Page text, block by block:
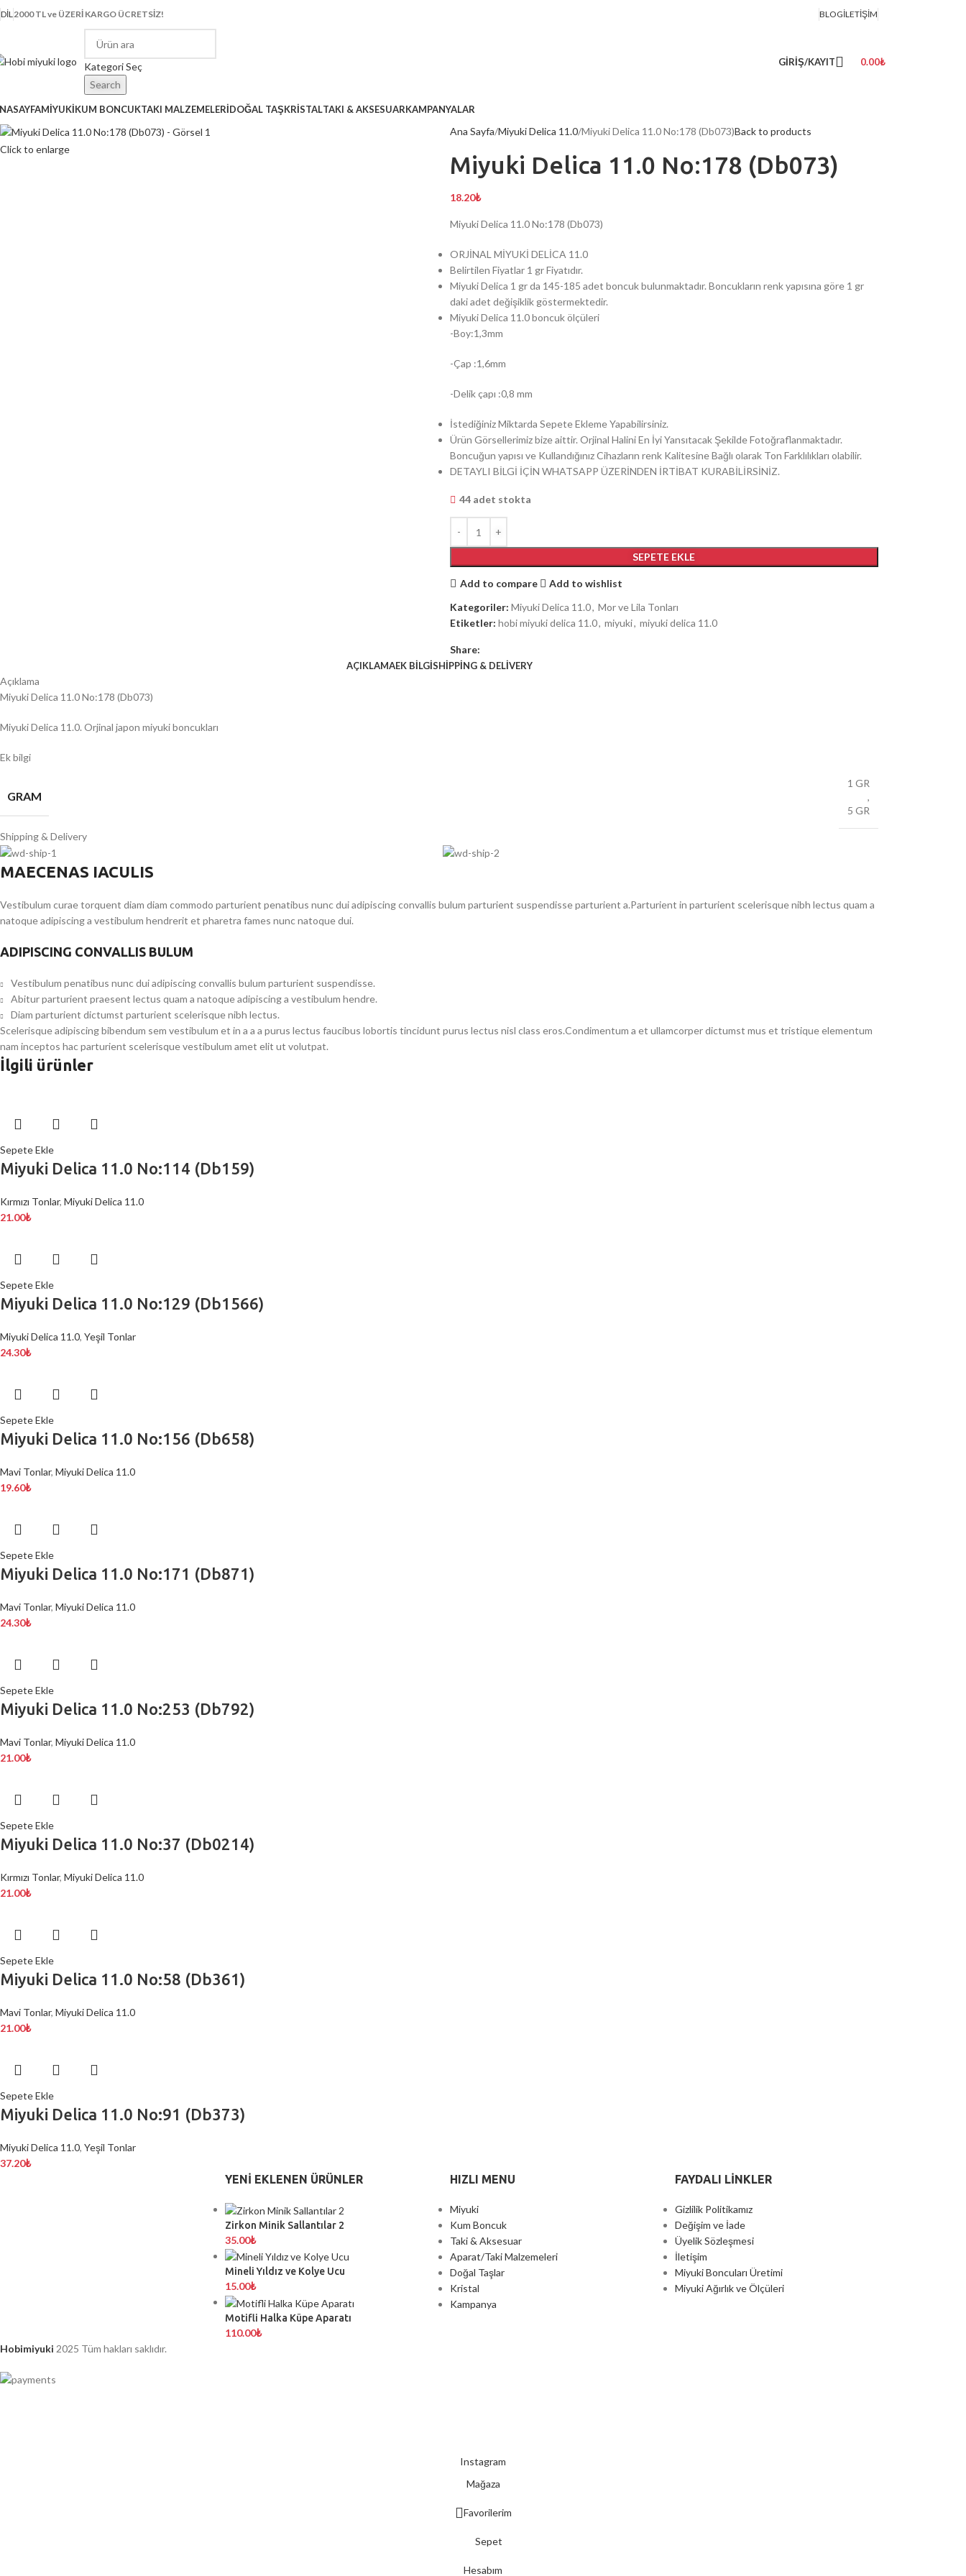
DIL2000 TL ve ÜZERİ KARGO ÜCRETSİZ! BLOGİLETIŞIM
Kategori Seç
Search
GIRIŞ/KAYIT 0.00₺
MİYUKİKUM BONCUKTAKI MALZEMELERİDOĞAL TAŞKRİSTALTAKI & AKSESUARKAMPANYALAR
Click to enlarge
Ana Sayfa Miyuki Delica 11.0 Miyuki Delica 11.0 No:178 (Db073)Back to products
Miyuki Delica 11.0 No:178 (Db073)
18.20₺
Miyuki Delica 11.0 No:178 (Db073)
ORJİNAL MİYUKİ DELİCA 11.0
Belirtilen Fiyatlar 1 gr Fiyatıdır.
Miyuki Delica 1 gr da 145-185 adet boncuk bulunmaktadır. Boncukların renk yapısına göre 1 gr
daki adet değişiklik göstermektedir.
Miyuki Delica 11.0 boncuk ölçüleri
-Boy:1,3mm
-Çap :1,6mm
-Delik çapı :0,8 mm
İstediğiniz Miktarda Sepete Ekleme Yapabilirsiniz.
Ürün Görsellerimiz bize aittir. Orjinal Halini En İyi Yansıtacak Şekilde Fotoğraflanmaktadır.
Boncuğun yapısı ve Kullandığınız Cihazların renk Kalitesine Bağlı olarak Ton Farklılıkları olabilir.
DETAYLI BİLGİ İÇİN WHATSAPP ÜZERİNDEN İRTİBAT KURABİLİRSİNİZ.
44 adet stokta
SEPETE EKLE
Add to compare
Add to wishlist
Kategoriler: Miyuki Delica 11.0, Mor ve Lila Tonları
Etiketler: hobi miyuki delica 11.0, miyuki, miyuki delica 11.0
Share:
AÇIKLAMAEK BILGISHIPPING & DELIVERY
Açıklama
Miyuki Delica 11.0 No:178 (Db073)
Miyuki Delica 11.0. Orjinal japon miyuki boncukları
Ek bilgi
GRAM
1 GR
,
5 GR
Shipping & Delivery
MAECENAS IACULIS
Vestibulum curae torquent diam diam commodo parturient penatibus nunc dui adipiscing convallis bulum parturient suspendisse parturient a.Parturient in parturient scelerisque nibh lectus quam a
natoque adipiscing a vestibulum hendrerit et pharetra fames nunc natoque dui.
ADIPISCING CONVALLIS BULUM
Vestibulum penatibus nunc dui adipiscing convallis bulum parturient suspendisse.
Abitur parturient praesent lectus quam a natoque adipiscing a vestibulum hendre.
Diam parturient dictumst parturient scelerisque nibh lectus.
Scelerisque adipiscing bibendum sem vestibulum et in a a a purus lectus faucibus lobortis tincidunt purus lectus nisl class eros.Condimentum a et ullamcorper dictumst mus et tristique elementum
nam inceptos hac parturient scelerisque vestibulum amet elit ut volutpat.
İlgili ürünler
Sepete Ekle
Miyuki Delica 11.0 No:114 (Db159)
Kırmızı Tonlar, Miyuki Delica 11.0
21.00₺
Sepete Ekle
Miyuki Delica 11.0 No:129 (Db1566)
Miyuki Delica 11.0, Yeşil Tonlar
24.30₺
Sepete Ekle
Miyuki Delica 11.0 No:156 (Db658)
Mavi Tonlar, Miyuki Delica 11.0
19.60₺
Sepete Ekle
Miyuki Delica 11.0 No:171 (Db871)
Mavi Tonlar, Miyuki Delica 11.0
24.30₺
Sepete Ekle
Miyuki Delica 11.0 No:253 (Db792)
Mavi Tonlar, Miyuki Delica 11.0
21.00₺
Sepete Ekle
Miyuki Delica 11.0 No:37 (Db0214)
Kırmızı Tonlar, Miyuki Delica 11.0
21.00₺
Sepete Ekle
Miyuki Delica 11.0 No:58 (Db361)
Mavi Tonlar, Miyuki Delica 11.0
21.00₺
Sepete Ekle
Miyuki Delica 11.0 No:91 (Db373)
Miyuki Delica 11.0, Yeşil Tonlar
37.20₺
YENI EKLENEN ÜRÜNLER
Zirkon Minik Sallantılar 2
35.00₺
Mineli Yıldız ve Kolye Ucu
15.00₺
Motifli Halka Küpe Aparatı
110.00₺
HIZLI MENU
Miyuki
Kum Boncuk
Taki & Aksesuar
Aparat/Taki Malzemeleri
Doğal Taşlar
Kristal
Kampanya
FAYDALI LİNKLER
Gizlilik Politikamız
Değişim ve İade
Üyelik Sözleşmesi
İletişim
Miyuki Boncuları Üretimi
Miyuki Ağırlık ve Ölçüleri
Hobimiyuki 2025 Tüm hakları saklıdır.
Instagram
Mağaza
Favorilerim
Sepet
Hesabım